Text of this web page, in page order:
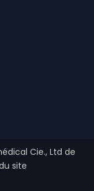
Cie., Ltd de
site